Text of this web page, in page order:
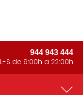
944 943 444
L-S de 9:00h a 22:00h